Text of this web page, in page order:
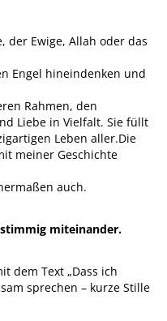
der Ewige, Allah oder das
Engel hineindenken und
Rahmen, den
Liebe in Vielfalt. Sie füllt
Leben aller.Die
meiner Geschichte
auch.
miteinander.
dem Text „Dass ich
sprechen – kurze Stille